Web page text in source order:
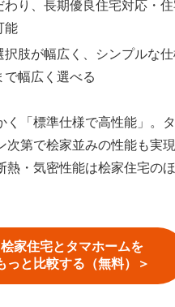
わり、長期優良住宅対応・
能
択肢が幅広く、シンプルな
で幅広く選べる
く「標準仕様で高性能」。
次第で桧家並みの性能も実
熱・気密性能は桧家住宅の
桧家住宅とタマホームを
っと比較する（無料）＞